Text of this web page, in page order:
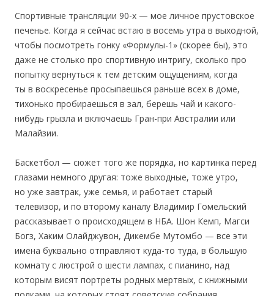
Спортивные трансляции 90-х — мое личное прустовское
печенье. Когда я сейчас встаю в восемь утра в выходной,
чтобы посмотреть гонку «Формулы-1» (скорее бы), это
даже не столько про спортивную интригу, сколько про
попытку вернуться к тем детским ощущениям, когда
ты в воскресенье просыпаешься раньше всех в доме,
тихонько пробираешься в зал, берешь чай и какого-
нибудь грызла и включаешь Гран-при Австралии или
Малайзии.
Баскетбол — сюжет того же порядка, но картинка перед
глазами немного другая: тоже выходные, тоже утро,
но уже завтрак, уже семья, и работает старый
телевизор, и по второму каналу Владимир Гомельский
рассказывает о происходящем в НБА. Шон Кемп, Магси
Богз, Хаким Олайджувон, Дикембе Мутомбо — все эти
имена буквально отправляют куда-то туда, в большую
комнату с люстрой о шести лампах, с пианино, над
которым висят портреты родных мертвых, с книжными